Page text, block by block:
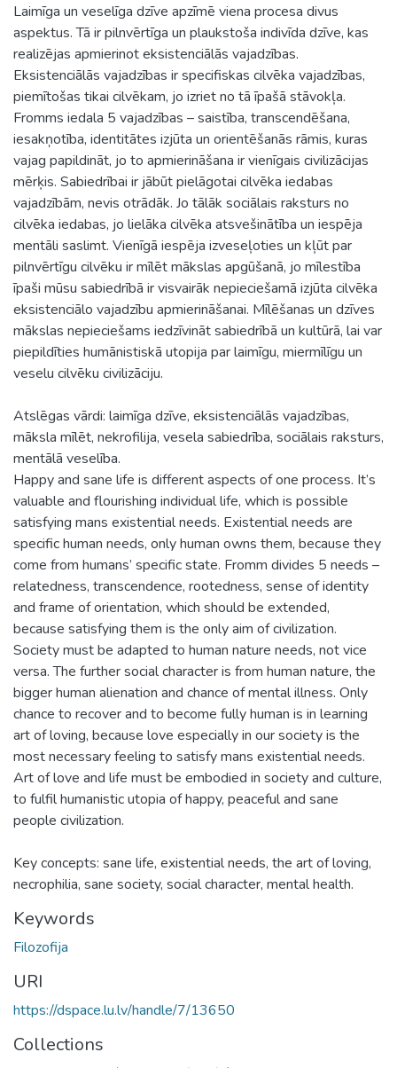
Laimīga un veselīga dzīve apzīmē viena procesa divus
aspektus. Tā ir pilnvērtīga un plaukstoša indivīda dzīve, kas
realizējas apmierinot eksistenciālās vajadzības.
Eksistenciālās vajadzības ir specifiskas cilvēka vajadzības,
piemītošas tikai cilvēkam, jo izriet no tā īpašā stāvokļa.
Fromms iedala 5 vajadzības – saistība, transcendēšana,
iesakņotība, identitātes izjūta un orientēšanās rāmis, kuras
vajag papildināt, jo to apmierināšana ir vienīgais civilizācijas
mērķis. Sabiedrībai ir jābūt pielāgotai cilvēka iedabas
vajadzībām, nevis otrādāk. Jo tālāk sociālais raksturs no
cilvēka iedabas, jo lielāka cilvēka atsvešinātība un iespēja
mentāli saslimt. Vienīgā iespēja izveseļoties un kļūt par
pilnvērtīgu cilvēku ir mīlēt mākslas apgūšanā, jo mīlestība
īpaši mūsu sabiedrībā ir visvairāk nepieciešamā izjūta cilvēka
eksistenciālo vajadzību apmierināšanai. Mīlēšanas un dzīves
mākslas nepieciešams iedzīvināt sabiedrībā un kultūrā, lai var
piepildīties humānistiskā utopija par laimīgu, miermīlīgu un
veselu cilvēku civilizāciju.
Atslēgas vārdi: laimīga dzīve, eksistenciālās vajadzības,
māksla mīlēt, nekrofilija, vesela sabiedrība, sociālais raksturs,
mentālā veselība.
Happy and sane life is different aspects of one process. It’s
valuable and flourishing individual life, which is possible
satisfying mans existential needs. Existential needs are
specific human needs, only human owns them, because they
come from humans’ specific state. Fromm divides 5 needs –
relatedness, transcendence, rootedness, sense of identity
and frame of orientation, which should be extended,
because satisfying them is the only aim of civilization.
Society must be adapted to human nature needs, not vice
versa. The further social character is from human nature, the
bigger human alienation and chance of mental illness. Only
chance to recover and to become fully human is in learning
art of loving, because love especially in our society is the
most necessary feeling to satisfy mans existential needs.
Art of love and life must be embodied in society and culture,
to fulfil humanistic utopia of happy, peaceful and sane
people civilization.
Key concepts: sane life, existential needs, the art of loving,
necrophilia, sane society, social character, mental health.
Keywords
Filozofija
URI
https://dspace.lu.lv/handle/7/13650
Collections